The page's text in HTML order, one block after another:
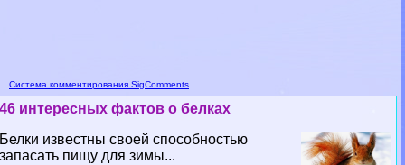
Система комментирования SigComments
46 интересных фактов о белках
Белки известны своей способностью
запасать пищу для зимы...